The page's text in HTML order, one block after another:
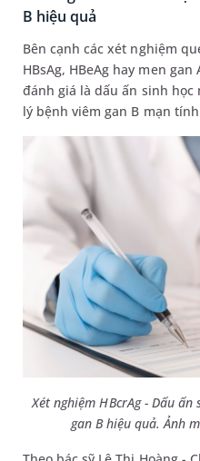
B hiệu quả
Bên cạnh các xét nghiệm
HBsAg, HBeAg hay men
đánh giá là dấu ấn sinh
lý bệnh viêm gan B mạn
Xét nghiệm HBcrAg - Dấu
gan B hiệu quả. Ảnh